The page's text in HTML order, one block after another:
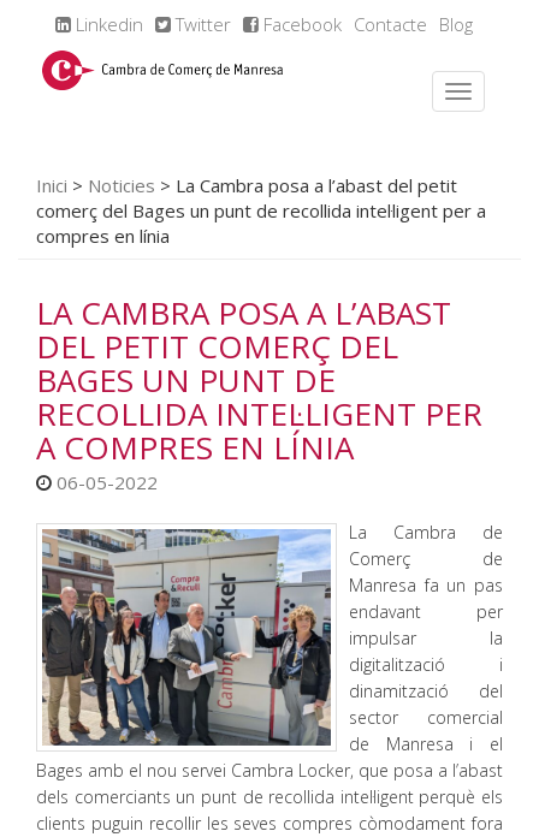
Linkedin Twitter Facebook Contacte Blog
Inici > Noticies > La Cambra posa a l’abast del petit
comerç del Bages un punt de recollida intel·ligent per a
compres en línia
LA CAMBRA POSA A L’ABAST
DEL PETIT COMERÇ DEL
BAGES UN PUNT DE
RECOLLIDA INTEL·LIGENT PER
A COMPRES EN LÍNIA
06-05-2022
La Cambra de
Comerç de
Manresa fa un pas
endavant per
impulsar la
digitalització i
dinamització del
sector comercial
de Manresa i el
Bages amb el nou servei Cambra Locker, que posa a l’abast
dels comerciants un punt de recollida intel·ligent perquè els
clients puguin recollir les seves compres còmodament fora